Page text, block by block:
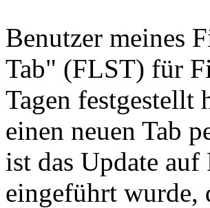
Benutzer meines
Tab" (FLST) für
Tagen festgestellt
einen neuen Tab
ist das Update
eingeführt wurde,